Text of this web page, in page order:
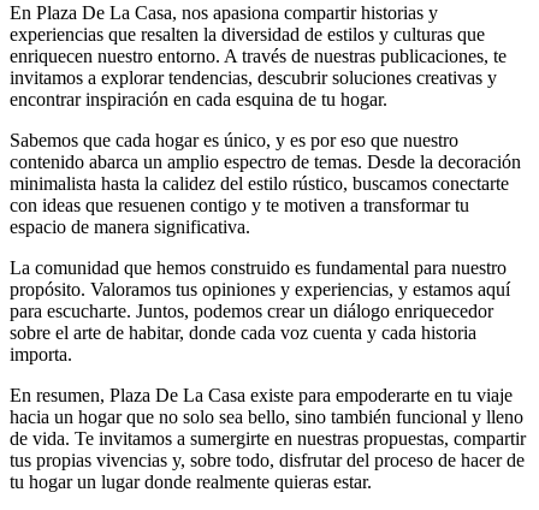
En Plaza De La Casa, nos apasiona compartir historias y
experiencias que resalten la diversidad de estilos y culturas que
enriquecen nuestro entorno. A través de nuestras publicaciones, te
invitamos a explorar tendencias, descubrir soluciones creativas y
encontrar inspiración en cada esquina de tu hogar.
Sabemos que cada hogar es único, y es por eso que nuestro
contenido abarca un amplio espectro de temas. Desde la decoración
minimalista hasta la calidez del estilo rústico, buscamos conectarte
con ideas que resuenen contigo y te motiven a transformar tu
espacio de manera significativa.
La comunidad que hemos construido es fundamental para nuestro
propósito. Valoramos tus opiniones y experiencias, y estamos aquí
para escucharte. Juntos, podemos crear un diálogo enriquecedor
sobre el arte de habitar, donde cada voz cuenta y cada historia
importa.
En resumen, Plaza De La Casa existe para empoderarte en tu viaje
hacia un hogar que no solo sea bello, sino también funcional y lleno
de vida. Te invitamos a sumergirte en nuestras propuestas, compartir
tus propias vivencias y, sobre todo, disfrutar del proceso de hacer de
tu hogar un lugar donde realmente quieras estar.